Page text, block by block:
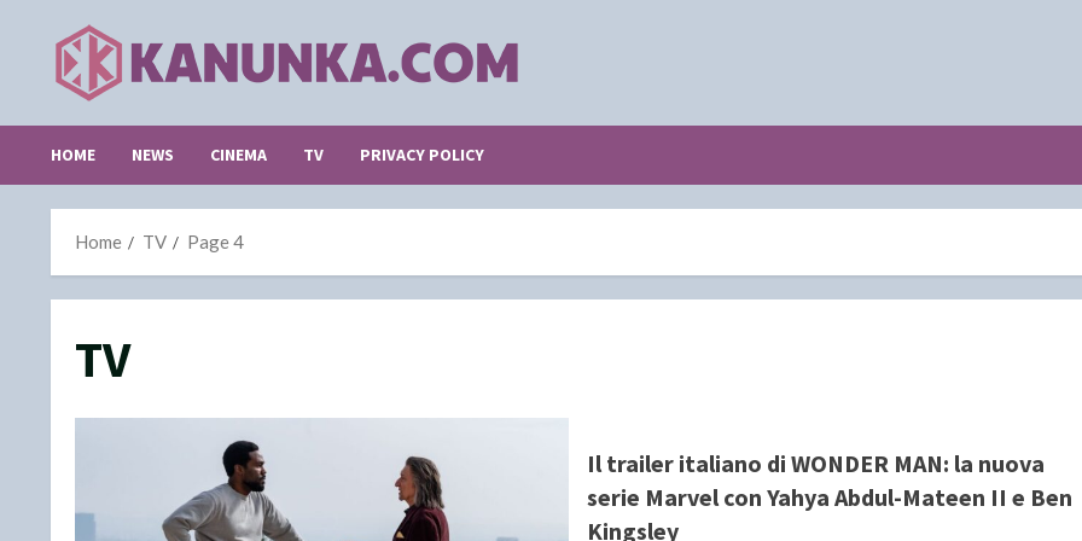
content
HOME NEWS CINEMA TV PRIVACY POLICY
Home TV Page 4
TV
Il trailer italiano di WONDER MAN: la nuova
serie Marvel con Yahya Abdul-Mateen II e Ben
Kingsley